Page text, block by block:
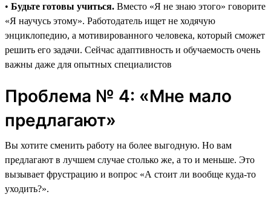
• Будьте готовы учиться. Вместо «Я не знаю этого» говорите
«Я научусь этому». Работодатель ищет не ходячую
энциклопедию, а мотивированного человека, который сможет
решить его задачи. Сейчас адаптивность и обучаемость очень
важны даже для опытных специалистов
Проблема № 4: «Мне мало
предлагают»
Вы хотите сменить работу на более выгодную. Но вам
предлагают в лучшем случае столько же, а то и меньше. Это
вызывает фрустрацию и вопрос «А стоит ли вообще куда-то
уходить?».